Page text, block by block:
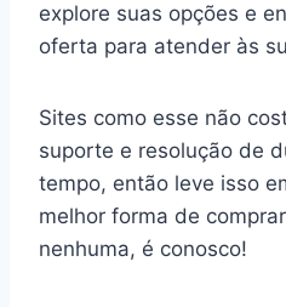
explore suas opções e
oferta para atender às
Sites como esse não
suporte e resolução de
tempo, então leve isso
melhor forma de
nenhuma, é conosco!